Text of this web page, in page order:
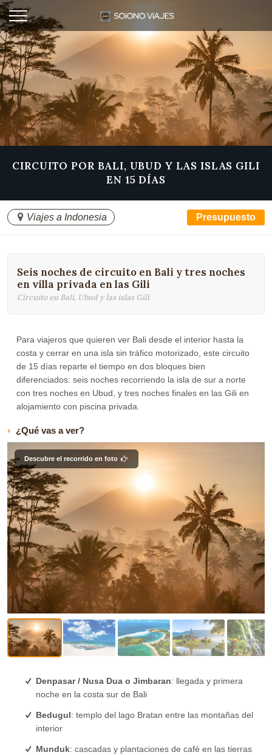
CIRCUITO POR BALI, UBUD Y LAS ISLAS GILI
EN 15 DÍAS
Viajes a Indonesia Presupuesto
Seis noches de circuito en Bali y tres noches
en villa privada en las Gili
Circuito en Bali, Ubud y las islas Gili
Para viajeros que quieren ver Bali desde el interior hasta la
costa y cerrar en una isla sin tráfico motorizado, este circuito
de 15 días reparte el tiempo en dos bloques bien
diferenciados: seis noches recorriendo la isla de sur a norte
con tres noches en Ubud, y tres noches finales en las Gili en
alojamiento con piscina privada.
¿Qué vas a ver?
Descubre el recorrido en foto
Denpasar / Nusa Dua o Jimbaran: llegada y primera
noche en la costa sur de Bali
Bedugul: templo del lago Bratan entre las montañas del
interior
Munduk: cascadas y plantaciones de café en las tierras